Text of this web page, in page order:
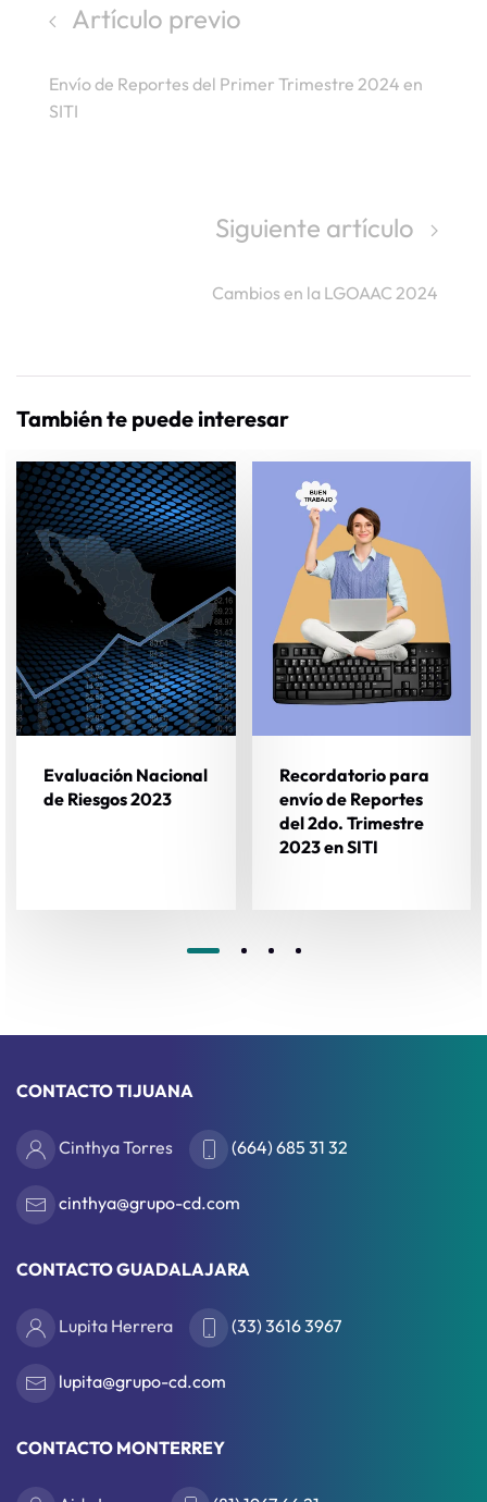
Artículo previo
Envío de Reportes del Primer Trimestre 2024 en
SITI
Siguiente artículo
Cambios en la LGOAAC 2024
También te puede interesar
Evaluación Nacional
de Riesgos 2023
Recordatorio para
envío de Reportes
del 2do. Trimestre
2023 en SITI
CONTACTO TIJUANA
Cinthya Torres (664) 685 31 32
cinthya@grupo-cd.com
CONTACTO GUADALAJARA
Lupita Herrera (33) 3616 3967
lupita@grupo-cd.com
CONTACTO MONTERREY